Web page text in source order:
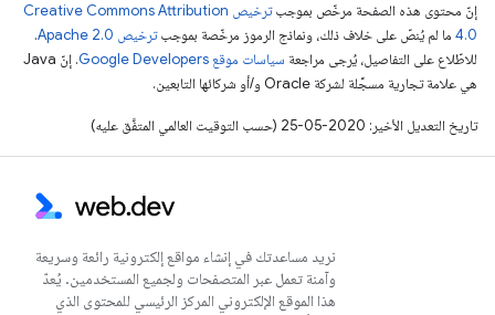
إنّ محتوى هذه الصفحة مرخّص بموجب
ترخيص Creative Commons Attribution
4.0‏ ما لم يُنصّ على خلاف ذلك، ونماذج الرموز مرخّصة بموجبترخيص Apache 2.0‏
.
للاطّلاع على التفاصيل، يُرجى مراجعة سياسات موقع Google Developers‏
. إنّ Java
هي علامة تجارية مسجَّلة لشركة Oracle و/أو شركائها التابعين.
تاريخ التعديل الأخير: 2020-05-25 (حسب التوقيت العالمي المتفَّق عليه)
نريد مساعدتك في إنشاء مواقع إلكترونية رائعة وسريعة
وآمنة تعمل عبر المتصفحات ولجميع المستخدمين. يُعدّ
هذا الموقع الإلكتروني المركز الرئيسي للمحتوى الذي